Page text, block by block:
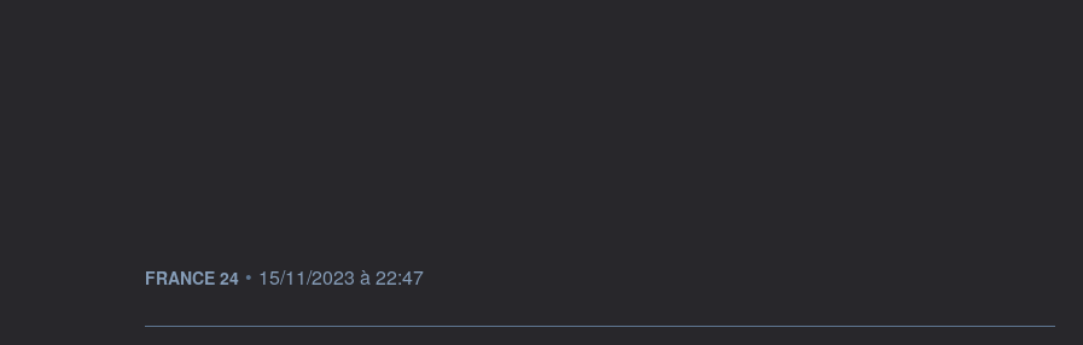
information fournie par
FRANCE 24 • 15/11/2023 à 22:47